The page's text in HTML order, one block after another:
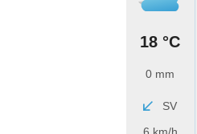
18 °C
0 mm
SV